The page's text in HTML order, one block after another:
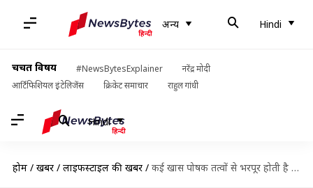
अन्य Hindi
चर्चित विषय #NewsBytesExplainer
नरेंद्र मोदी
आर्टिफिशियल इंटेलिजेंस
क्रिकेट समाचार राहुल गांधी
Hindi
होम / खबरें / लाइफस्टाइल की खबरें / कई खास पोषक तत्वों से भरपूर होती है फूलगोभी, जानिए इसके फायदे